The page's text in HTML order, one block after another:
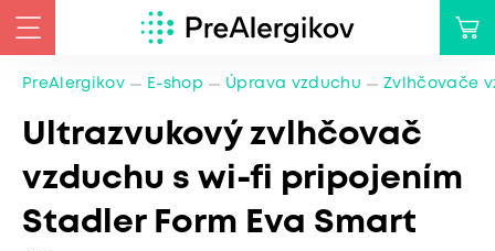
PreAlergikov E-shop Úprava vzduchu Zvlhčovače
Ultrazvukový zvlhčovač
vzduchu s wi-fi pripojením
Stadler Form Eva Smart